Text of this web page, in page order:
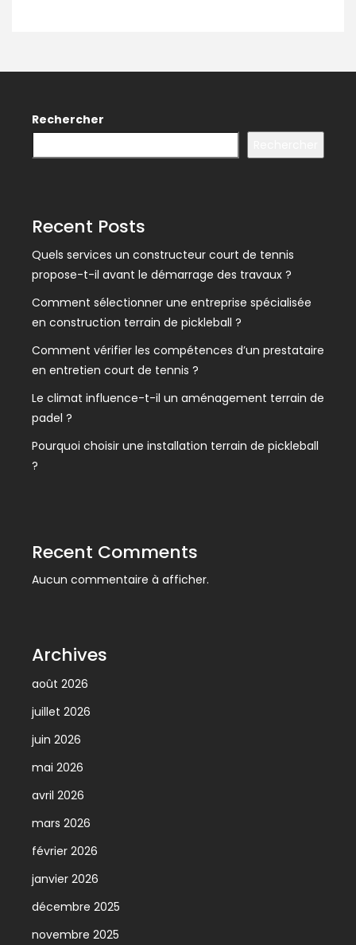
Rechercher
Recent Posts
Quels services un constructeur court de tennis
propose-t-il avant le démarrage des travaux ?
Comment sélectionner une entreprise spécialisée
en construction terrain de pickleball ?
Comment vérifier les compétences d’un prestataire
en entretien court de tennis ?
Le climat influence-t-il un aménagement terrain de
padel ?
Pourquoi choisir une installation terrain de pickleball
?
Recent Comments
Aucun commentaire à afficher.
Archives
août 2026
juillet 2026
juin 2026
mai 2026
avril 2026
mars 2026
février 2026
janvier 2026
décembre 2025
novembre 2025